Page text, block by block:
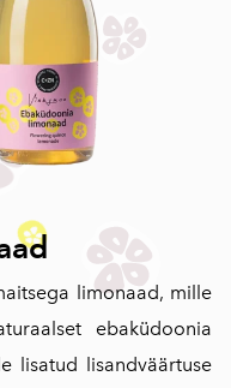
limonaad, mille
ebaküdoonia
lisatud lisandväärtuse